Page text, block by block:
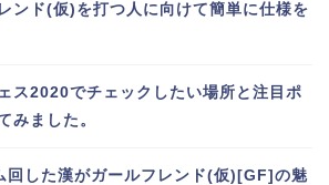
ンド(仮)を打つ人に向けて簡単に仕様を
ス2020でチェックしたい場所と注目ポ
みました。
回した漢がガールフレンド(仮)[GF]の魅